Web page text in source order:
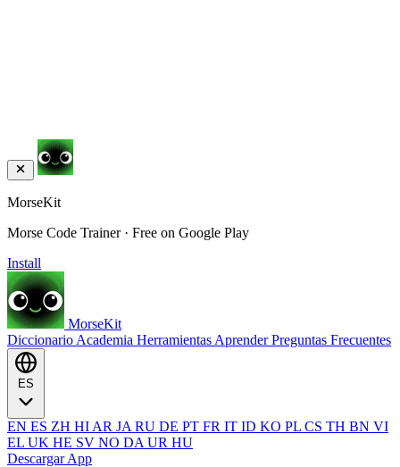
MorseKit
Morse Code Trainer · Free on Google Play
Install
MorseKit
Diccionario Academia Herramientas AprenderPreguntas Frecuentes
EN ES ZH HI AR JA RU DE PT FR IT ID KO PL CS TH BN VI
EL UK HE SV NO DA UR HU
Descargar App